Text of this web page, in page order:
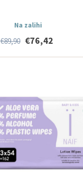
Na zalihi
€89,90 €76,42